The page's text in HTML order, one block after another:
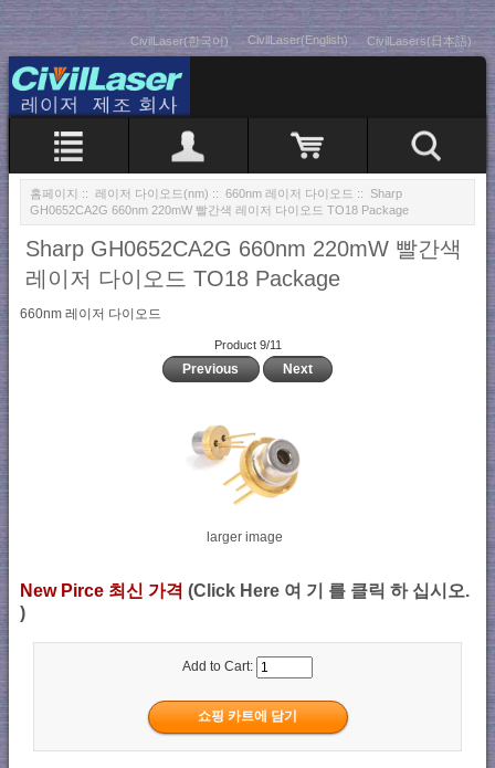
CivilLaser(한국어) CivilLaser(English) CivilLasers(日本語)
홈페이지 :: 레이저 다이오드(nm) :: 660nm 레이저 다이오드 :: Sharp
GH0652CA2G 660nm 220mW 빨간색 레이저 다이오드 TO18 Package
Sharp GH0652CA2G 660nm 220mW 빨간색
레이저 다이오드 TO18 Package
660nm 레이저 다이오드
Product 9/11
Previous Next
larger image
New Pirce 최신 가격 (Click Here 여 기 를 클릭 하 십시오.
)
Add to Cart: